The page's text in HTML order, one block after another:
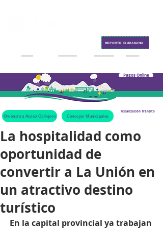
Pagos Online
Ordenanza Acoso Callejero Concejos Municipales
Fiscalización Tránsito
REPORTE CIUDADANO
La hospitalidad como
oportunidad de
convertir a La Unión en
un atractivo destino
turístico
En la capital provincial ya trabajan